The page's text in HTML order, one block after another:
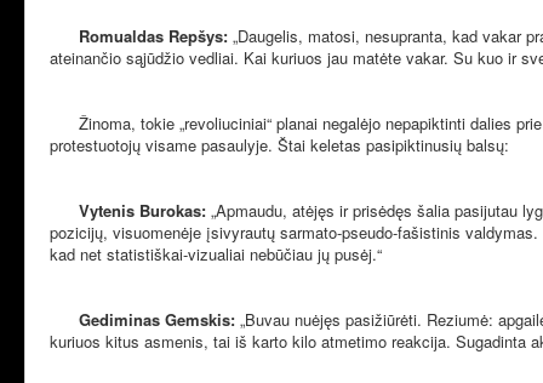
Romualdas Repšys: „Daugelis, matosi, nesupranta, kad vakar
ateinančio sąjūdžio vedliai. Kai kuriuos jau matėte vakar. Su kuo ir
Žinoma, tokie „revoliuciniai“ planai negalėjo nepapiktinti dalies
protestuotojų visame pasaulyje. Štai keletas pasipiktinusių balsų:
Vytenis Burokas: „Apmaudu, atėjęs ir prisėdęs šalia pasijutau
pozicijų, visuomenėje įsivyrautų sarmato-pseudo-fašistinis
kad net statistiškai-vizualiai nebūčiau jų pusėj.“
Gediminas Gemskis: „Buvau nuėjęs pasižiūrėti. Reziumė:
kuriuos kitus asmenis, tai iš karto kilo atmetimo reakcija. Sugadinta